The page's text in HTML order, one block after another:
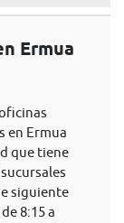
Ermua
en Ermua
que tiene
siguiente
8:15 a